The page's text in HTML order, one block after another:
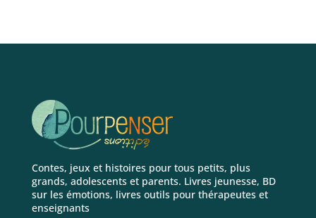
Contes, jeux et histoires pour tous petits, plus
grands, adolescents et parents. Livres jeunesse, BD
sur les émotions, livres outils pour thérapeutes et
enseignants